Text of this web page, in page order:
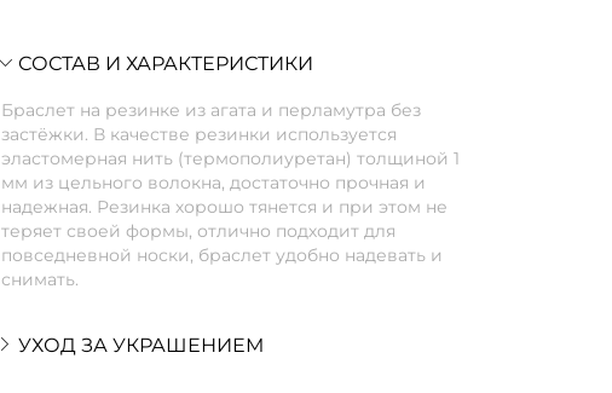
СОСТАВ И ХАРАКТЕРИСТИКИ
Браслет на резинке из агата и перламутра без
застёжки. В качестве резинки используется
эластомерная нить (термополиуретан) толщиной 1
мм из цельного волокна, достаточно прочная и
надежная. Резинка хорошо тянется и при этом не
теряет своей формы, отлично подходит для
повседневной носки, браслет удобно надевать и
снимать.
УХОД ЗА УКРАШЕНИЕМ